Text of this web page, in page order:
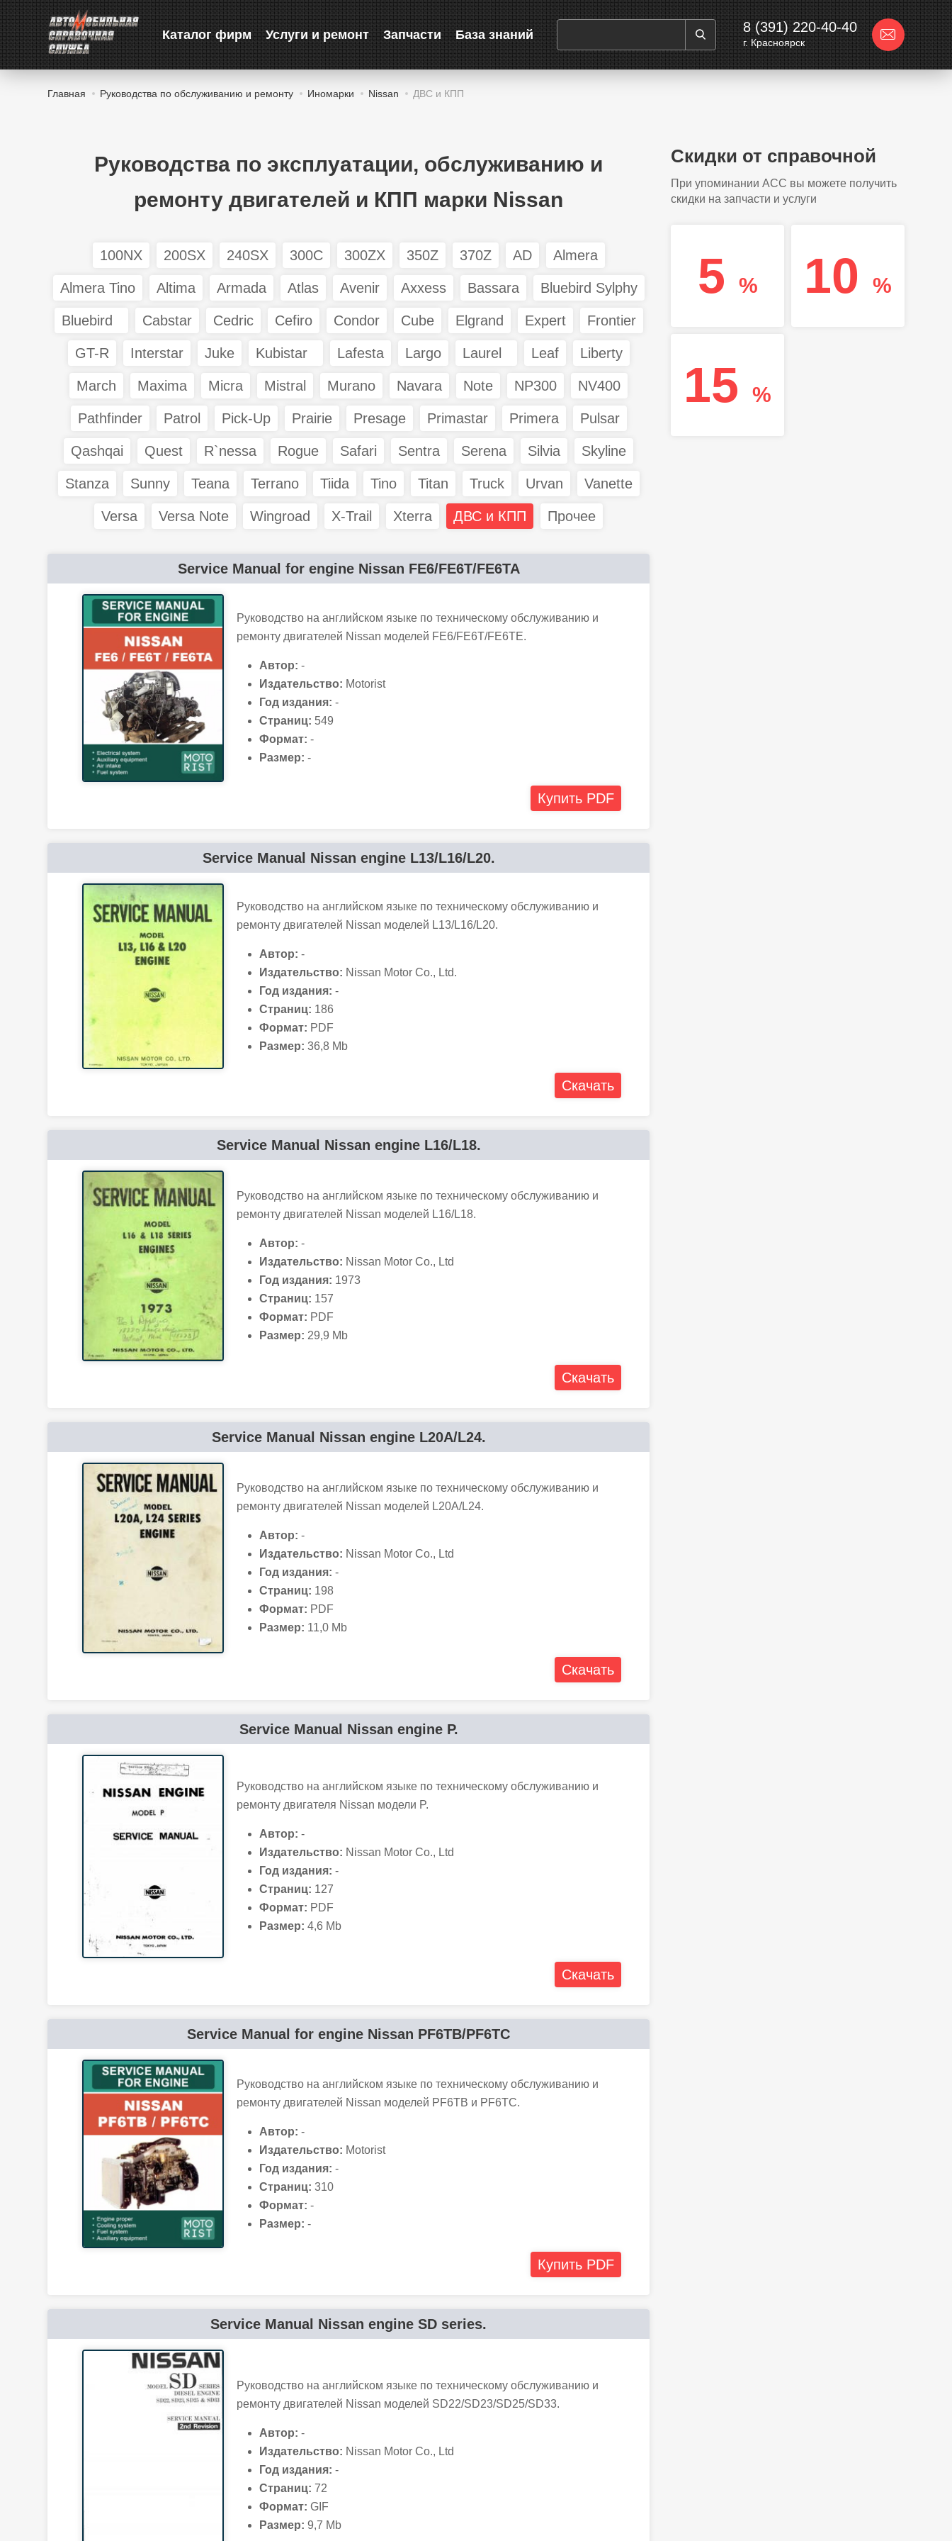
Каталог фирм Услуги и ремонт Запчасти База знаний 8 (391) 220-40-40
г. Красноярск
Главная Руководства по обслуживанию и ремонту Иномарки Nissan ДВС и КПП
Руководства по эксплуатации, обслуживанию и
ремонту двигателей и КПП марки Nissan
100NX 200SX 240SX 300C 300ZX 350Z 370Z AD Almera
Almera Tino Altima Armada Atlas Avenir Axxess Bassara Bluebird Sylphy
Bluebird Cabstar Cedric Cefiro Condor Cube Elgrand Expert Frontier
GT-R Interstar Juke Kubistar Lafesta Largo Laurel Leaf Liberty
March Maxima Micra Mistral Murano Navara Note NP300 NV400
Pathfinder Patrol Pick-Up Prairie Presage Primastar Primera Pulsar
Qashqai Quest R`nessa Rogue Safari Sentra Serena Silvia Skyline
Stanza Sunny Teana Terrano Tiida Tino Titan Truck Urvan Vanette
Versa Versa Note Wingroad X-Trail Xterra ДВС и КПП Прочее
Service Manual for engine Nissan FE6/FE6T/FE6TA
Руководство на английском языке по техническому обслуживанию и
ремонту двигателей Nissan моделей FE6/FE6T/FE6TE.
Автор: -
Издательство: Motorist
Год издания: -
Страниц: 549
Формат: -
Размер: -
Купить PDF
Service Manual Nissan engine L13/L16/L20.
Руководство на английском языке по техническому обслуживанию и
ремонту двигателей Nissan моделей L13/L16/L20.
Автор: -
Издательство: Nissan Motor Co., Ltd.
Год издания: -
Страниц: 186
Формат: PDF
Размер: 36,8 Mb
Скачать
Service Manual Nissan engine L16/L18.
Руководство на английском языке по техническому обслуживанию и
ремонту двигателей Nissan моделей L16/L18.
Автор: -
Издательство: Nissan Motor Co., Ltd
Год издания: 1973
Страниц: 157
Формат: PDF
Размер: 29,9 Mb
Скачать
Service Manual Nissan engine L20A/L24.
Руководство на английском языке по техническому обслуживанию и
ремонту двигателей Nissan моделей L20A/L24.
Автор: -
Издательство: Nissan Motor Co., Ltd
Год издания: -
Страниц: 198
Формат: PDF
Размер: 11,0 Mb
Скачать
Service Manual Nissan engine P.
Руководство на английском языке по техническому обслуживанию и
ремонту двигателя Nissan модели P.
Автор: -
Издательство: Nissan Motor Co., Ltd
Год издания: -
Страниц: 127
Формат: PDF
Размер: 4,6 Mb
Скачать
Service Manual for engine Nissan PF6TB/PF6TC
Руководство на английском языке по техническому обслуживанию и
ремонту двигателей Nissan моделей PF6TB и PF6TC.
Автор: -
Издательство: Motorist
Год издания: -
Страниц: 310
Формат: -
Размер: -
Купить PDF
Service Manual Nissan engine SD series.
Руководство на английском языке по техническому обслуживанию и
ремонту двигателей Nissan моделей SD22/SD23/SD25/SD33.
Автор: -
Издательство: Nissan Motor Co., Ltd
Год издания: -
Страниц: 72
Формат: GIF
Размер: 9,7 Mb
Скидки от справочной
При упоминании АСС вы можете получить
скидки на запчасти и услуги
5 % 10 %
15 %